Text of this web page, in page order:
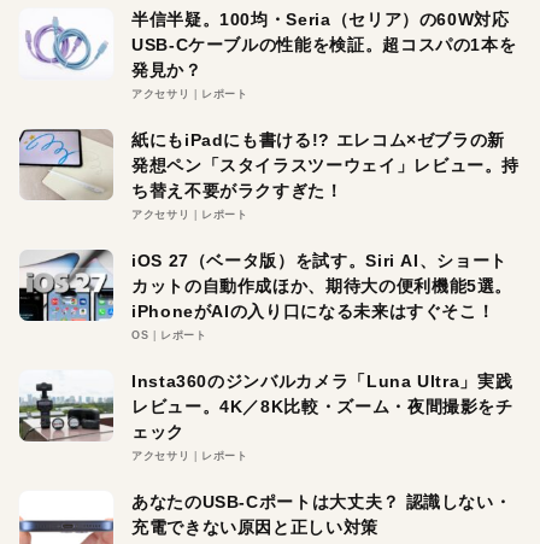
半信半疑。100均・Seria（セリア）の60W対応
USB-Cケーブルの性能を検証。超コスパの1本を
発見か？
アクセサリ レポート
紙にもiPadにも書ける!? エレコム×ゼブラの新
発想ペン「スタイラスツーウェイ」レビュー。持
ち替え不要がラクすぎた！
アクセサリ レポート
iOS 27（ベータ版）を試す。Siri AI、ショート
カットの自動作成ほか、期待大の便利機能5選。
iPhoneがAIの入り口になる未来はすぐそこ！
OS レポート
Insta360のジンバルカメラ「Luna Ultra」実践
レビュー。4K／8K比較・ズーム・夜間撮影をチ
ェック
アクセサリ レポート
あなたのUSB-Cポートは大丈夫？ 認識しない・
充電できない原因と正しい対策